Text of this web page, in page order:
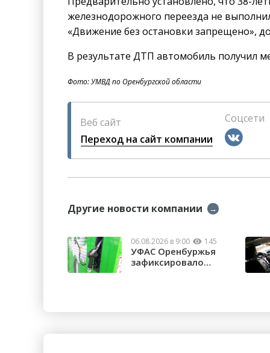
железнодорожного переезда не
«Движение без остановки запрещено»,
В результате ДТП автомобиль получил
Фото: УМВД по Оренбургской области
Веб сайт
Переход на сайт компании
Соцсети
Другие новости компании →
06.08.2026 в 9:00 145
УФАС Оренбуржья
зафиксировало